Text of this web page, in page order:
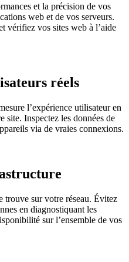
et la précision de vos
web et de vos serveurs.
vérifiez vos sites web à l’aide
réels
l’expérience utilisateur en
Inspectez les données de
via de vraies connexions.
trouve sur votre réseau. Évitez
en diagnostiquant les
sur l’ensemble de vos